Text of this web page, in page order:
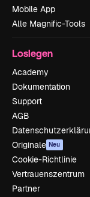
Mobile App
Alle Magnific-Tools
Loslegen
Academy
Dokumentation
Support
AGB
Originale Neu
Cookie-Richtlinie
Vertrauenszentrum
Partner